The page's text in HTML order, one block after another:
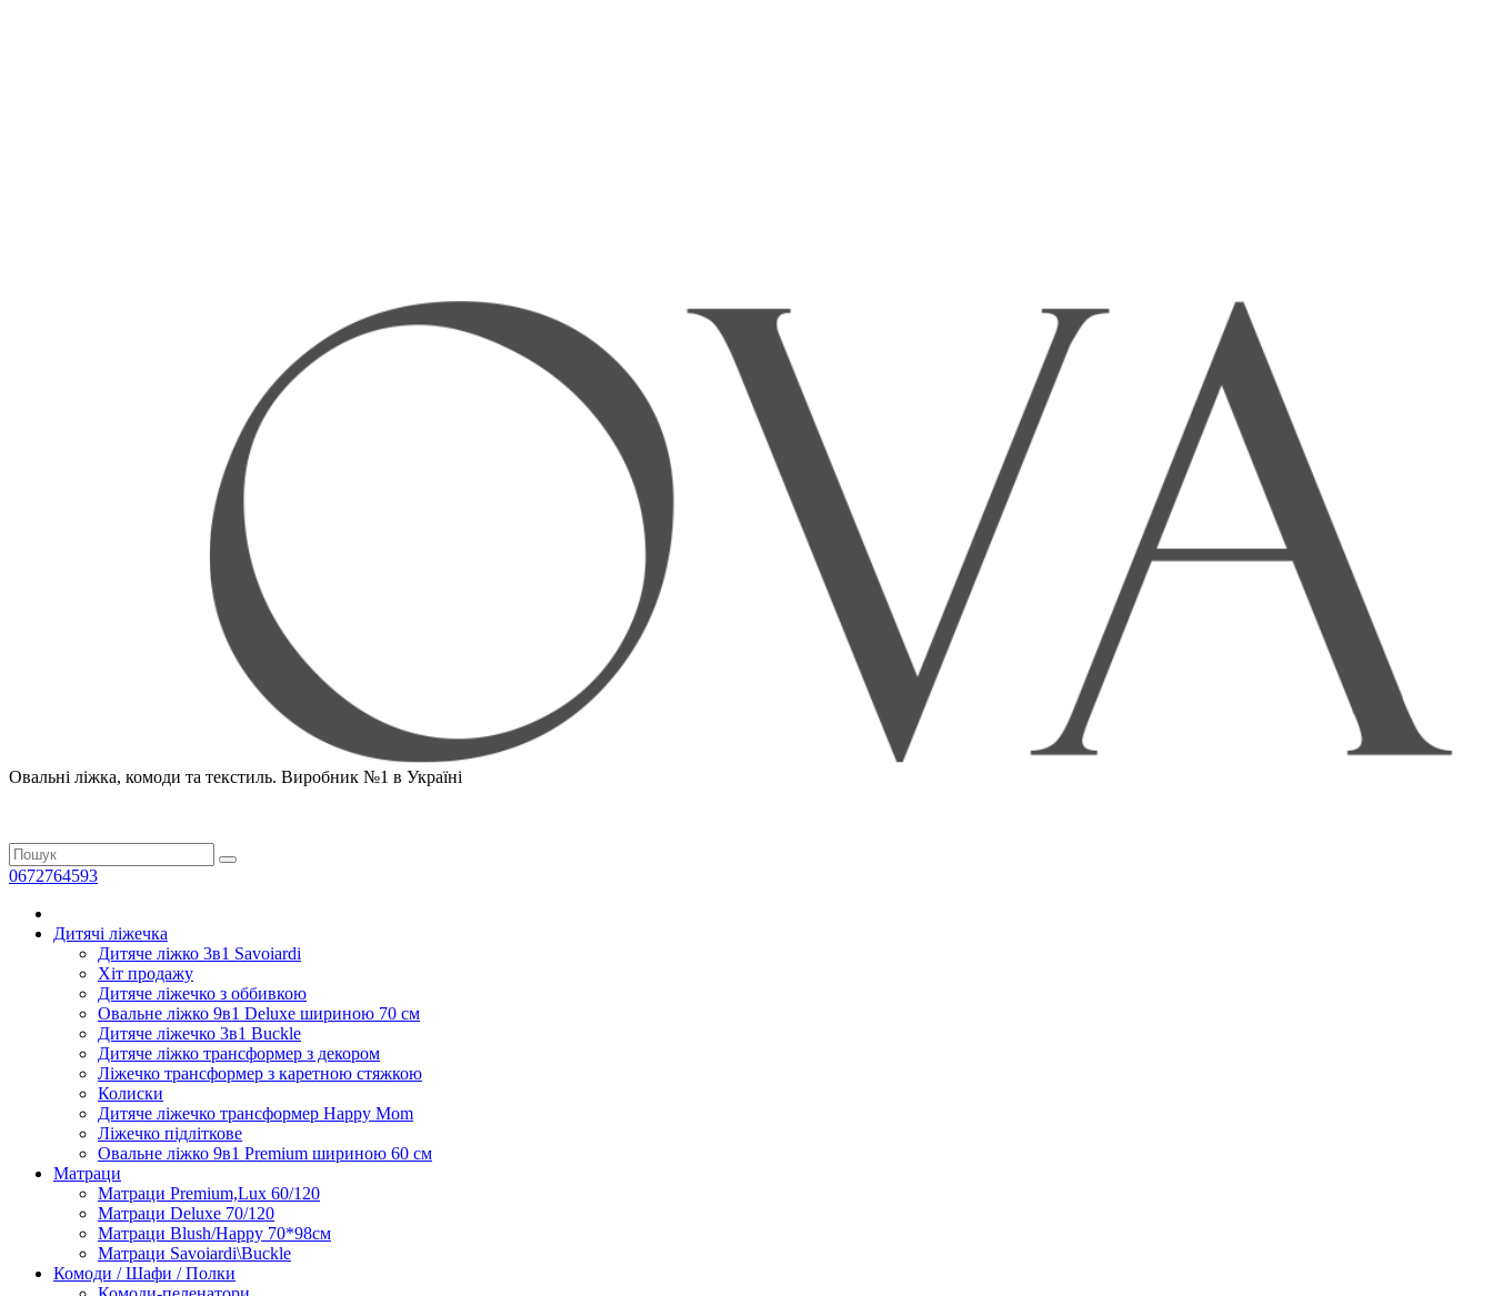
Овальні ліжка, комоди та текстиль. Виробник №1 в Україні
0672764593
Дитячі ліжечка
Дитяче ліжко 3в1 Savoiardi
Хіт продажу
Дитяче ліжечко з оббивкою
Овальне ліжко 9в1 Deluxe шириною 70 см
Дитяче ліжечко 3в1 Buckle
Дитяче ліжко трансформер з декором
Ліжечко трансформер з каретною стяжкою
Колиски
Дитяче ліжечко трансформер Happy Mom
Ліжечко підліткове
Овальне ліжко 9в1 Premium шириною 60 см
Матраци
Матраци Premium,Lux 60/120
Матраци Deluxe 70/120
Матраци Blush/Happy 70*98см
Матраци Savoiardi\Buckle
Комоди / Шафи / Полки